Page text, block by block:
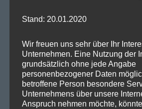
SPD in Europaparlament
SPD Bundestragsfraktion
SPD Berlin
SPD Fraktion Berlin
SPD Reinickendorf
Stand: 20.01.2020
Wir freuen uns sehr über Ihr
Unternehmen. Eine Nutzung der
grundsätzlich ohne jede Angabe
personenbezogener Daten
betroffene Person besondere
Unternehmens über unsere
Anspruch nehmen möchte,